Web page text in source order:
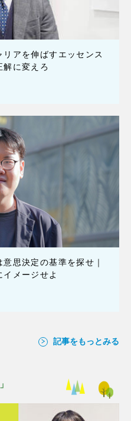
アを伸ばすエッセンス
解に変えろ
思決定の基準を探せ｜
メージせよ
記事をもっとみる